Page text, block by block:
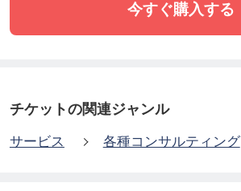
今すぐ購入する
チケットの関連ジャンル
サービス 各種コンサルティング